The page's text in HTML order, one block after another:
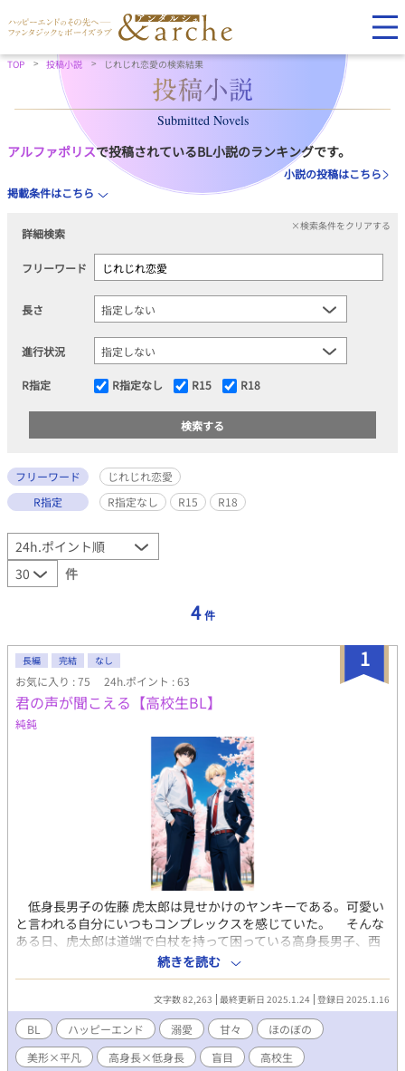
TOP 投稿小説 じれじれ恋愛の検索結果
Submitted Novels
アルファポリスで投稿されているBL小説のランキングです。
小説の投稿はこちら
掲載条件はこちら
詳細検索
×検索条件をクリアする
フリーワード
長さ
進行状況
R指定 R指定なし R15 R18
フリーワード
じれじれ恋愛
R指定
R指定なし R15 R18
件
4 件
1
長編 完結 なし
お気に入り : 75 24h.ポイント : 63
君の声が聞こえる【高校生BL】
純鈍
低身長男子の佐藤 虎太郎は見せかけのヤンキーである。可愛い
と言われる自分にいつもコンプレックスを感じていた。 そんな
ある日、虎太郎は道端で白杖を持って困っている高身長男子、西
瑛二を助ける。 瑛二はいままで見たことがないくらい綺麗な顔
をした男子だった。 「ねえ虎太郎、君は宝物を手に入れたらどう
する？ ……俺はね、わざと手放してしまうかもしれない」 俺
はこの言葉の意味を全然分かっていなかった。 これは盲目の高
校生と見せかけのヤンキーがじれじれ友情からじれじれ恋愛をし
ていく物語 勘違いされやすい冷徹高身長ヤンキーとお姫様気質
な低身長弱視男子の恋もあり
続きを読む
文字数 82,263 最終更新日 2025.1.24 登録日 2025.1.16
BL ハッピーエンド 溺愛 甘々
ほのぼの
美形×平凡
高身長×低身長 盲目
高校生